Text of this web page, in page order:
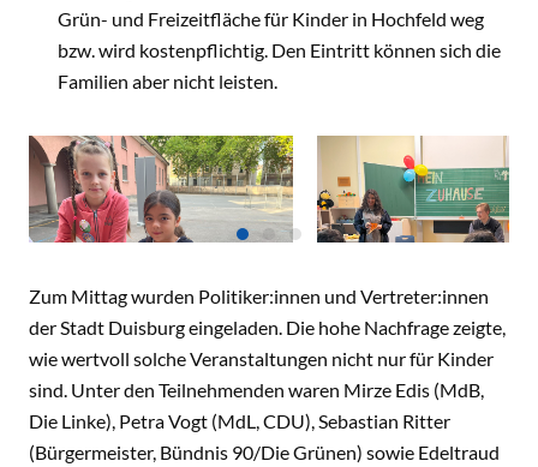
Grün- und Freizeitfläche für Kinder in Hochfeld weg
bzw. wird kostenpflichtig. Den Eintritt können sich die
Familien aber nicht leisten.
© Bertelsmann Stiftung
© Bertelsmann Stiftung
Zum Mittag wurden Politiker:innen und Vertreter:innen
der Stadt Duisburg eingeladen. Die hohe Nachfrage zeigte,
wie wertvoll solche Veranstaltungen nicht nur für Kinder
sind. Unter den Teilnehmenden waren Mirze Edis (MdB,
Die Linke), Petra Vogt (MdL, CDU), Sebastian Ritter
(Bürgermeister, Bündnis 90/Die Grünen) sowie Edeltraud